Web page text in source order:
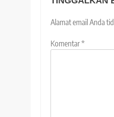
Alamat email Anda
Komentar*